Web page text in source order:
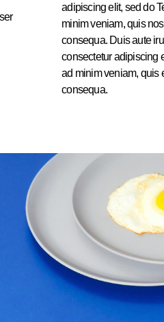
adipiscing elit, sed do
minim veniam, quis
consequa. Duis aute
consectetur adipiscing
ad minim veniam, quis
consequa.